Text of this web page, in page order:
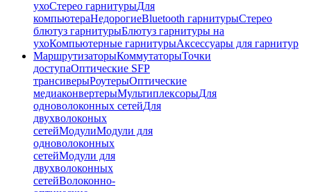
ухоСтерео гарнитурыДля
компьютераНедорогиеBluetooth гарнитурыСтерео
блютуз гарнитурыБлютуз гарнитуры на
ухоКомпьютерные гарнитурыАксессуары для гарнитур
МаршрутизаторыКоммутаторыТочки
доступаОптические SFP
трансиверыРоутерыОптические
медиаконвертерыМультиплексорыДля
одноволоконных сетейДля
двухволоконых
сетейМодулиМодули для
одноволоконных
сетейМодули для
двухволоконных
сетейВолоконно-